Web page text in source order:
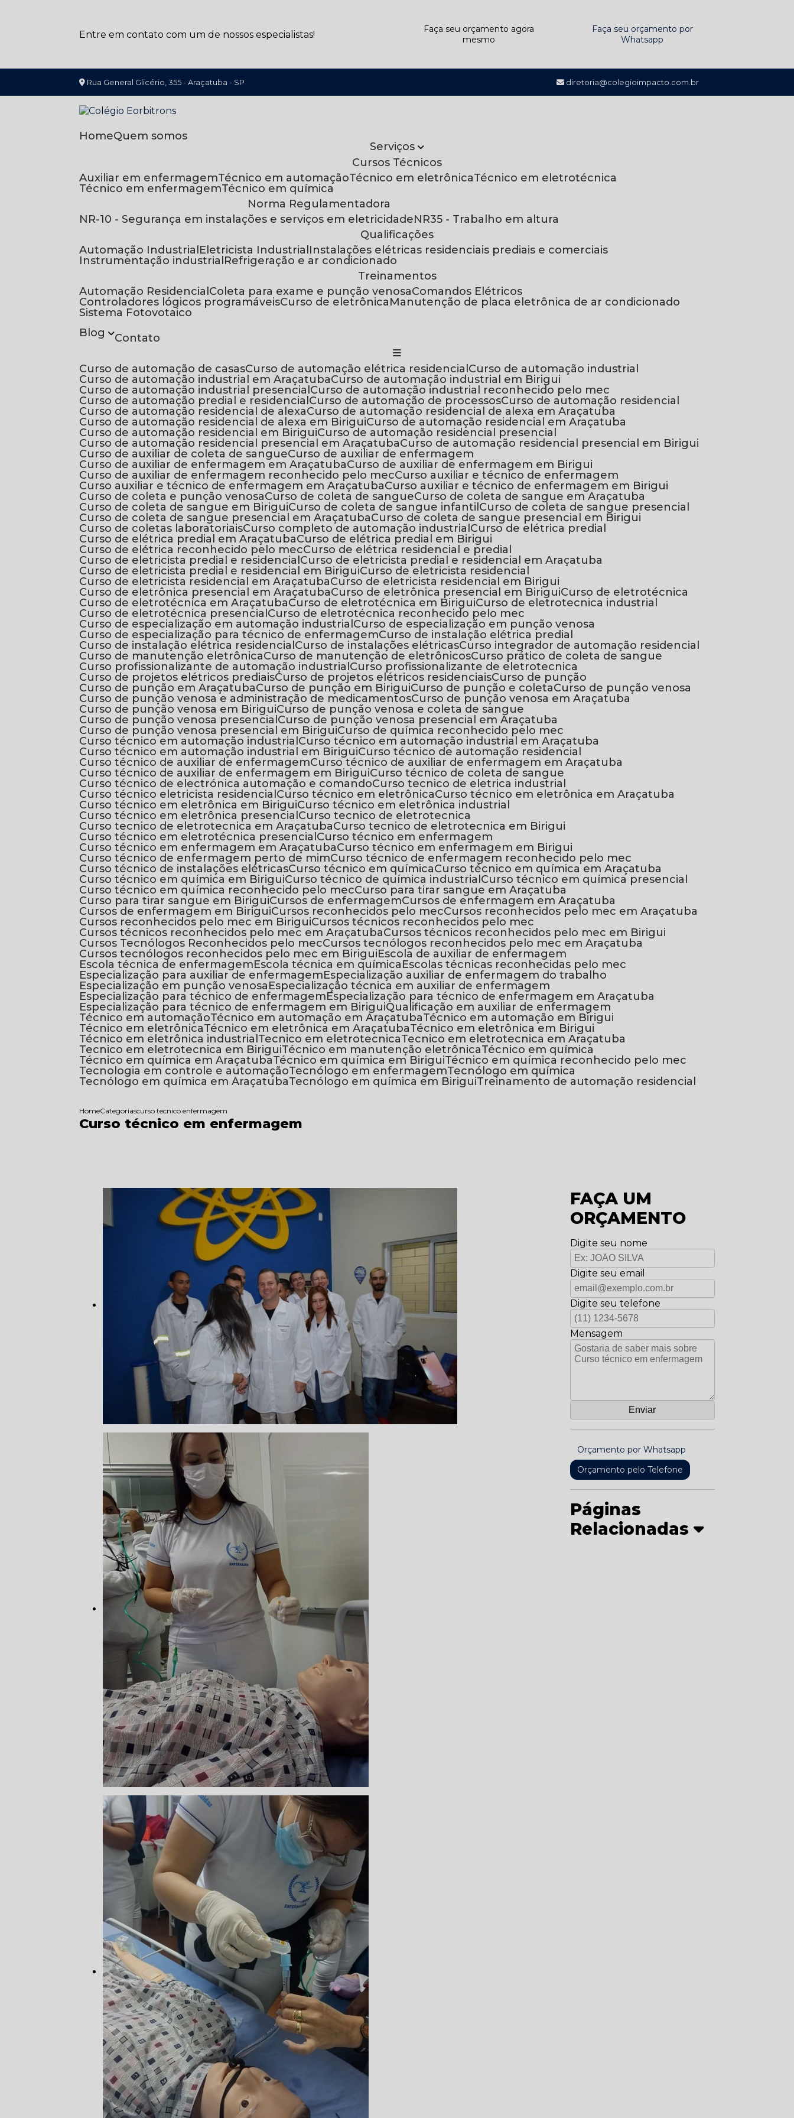
Entre em contato com um de nossos especialistas!
Faça seu orçamento agora
mesmo
Faça seu orçamento por
Whatsapp
Rua General Glicério, 355 - Araçatuba - SP diretoria@colegioimpacto.com.br
Home
Quem somos
Serviços
Cursos Técnicos
Auxiliar em enfermagem Técnico em automação Técnico em eletrônica
Técnico em eletrotécnica
Técnico em enfermagem Técnico em química
Norma Regulamentadora
NR-10 - Segurança em instalações e serviços em eletricidade
NR35 - Trabalho em altura
Qualificações
Automação Industrial
Eletricista Industrial
Instalações elétricas residenciais prediais e comerciais
Instrumentação industrial
Refrigeração e ar condicionado
Treinamentos
Automação Residencial
Coleta para exame e punção venosa
Comandos Elétricos
Controladores lógicos programáveis
Curso de eletrônica
Manutenção de placa eletrônica de ar condicionado
Sistema Fotovotaico
Blog
Contato
Curso de automação de casas Curso de automação elétrica residencial
Curso de automação industrial
Curso de automação industrial em Araçatuba
Curso de automação industrial em Birigui
Curso de automação industrial presencial
Curso de automação industrial reconhecido pelo mec
Curso de automação predial e residencial
Curso de automação de processos
Curso de automação residencial
Curso de automação residencial de alexa
Curso de automação residencial de alexa em Araçatuba
Curso de automação residencial de alexa em Birigui
Curso de automação residencial em Araçatuba
Curso de automação residencial em Birigui
Curso de automação residencial presencial
Curso de automação residencial presencial em Araçatuba
Curso de automação residencial presencial em Birigui
Curso de auxiliar de coleta de sangue
Curso de auxiliar de enfermagem
Curso de auxiliar de enfermagem em Araçatuba
Curso de auxiliar de enfermagem em Birigui
Curso de auxiliar de enfermagem reconhecido pelo mec
Curso auxiliar e técnico de enfermagem
Curso auxiliar e técnico de enfermagem em Araçatuba
Curso auxiliar e técnico de enfermagem em Birigui
Curso de coleta e punção venosa
Curso de coleta de sangue
Curso de coleta de sangue em Araçatuba
Curso de coleta de sangue em Birigui
Curso de coleta de sangue infantil
Curso de coleta de sangue presencial
Curso de coleta de sangue presencial em Araçatuba
Curso de coleta de sangue presencial em Birigui
Curso de coletas laboratoriais
Curso completo de automação industrial
Curso de elétrica predial
Curso de elétrica predial em Araçatuba
Curso de elétrica predial em Birigui
Curso de elétrica reconhecido pelo mec
Curso de elétrica residencial e predial
Curso de eletricista predial e residencial
Curso de eletricista predial e residencial em Araçatuba
Curso de eletricista predial e residencial em Birigui
Curso de eletricista residencial
Curso de eletricista residencial em Araçatuba
Curso de eletricista residencial em Birigui
Curso de eletrônica presencial em Araçatuba
Curso de eletrônica presencial em Birigui
Curso de eletrotécnica
Curso de eletrotécnica em Araçatuba
Curso de eletrotécnica em Birigui
Curso de eletrotecnica industrial
Curso de eletrotécnica presencial
Curso de eletrotécnica reconhecido pelo mec
Curso de especialização em automação industrial
Curso de especialização em punção venosa
Curso de especialização para técnico de enfermagem
Curso de instalação elétrica predial
Curso de instalação elétrica residencial
Curso de instalações elétricas
Curso integrador de automação residencial
Curso de manutenção eletrônica
Curso de manutenção de eletrônicos
Curso prático de coleta de sangue
Curso profissionalizante de automação industrial
Curso profissionalizante de eletrotecnica
Curso de projetos elétricos prediais
Curso de projetos elétricos residenciais
Curso de punção
Curso de punção em Araçatuba
Curso de punção em Birigui Curso de punção e coleta
Curso de punção venosa
Curso de punção venosa e administração de medicamentos
Curso de punção venosa em Araçatuba
Curso de punção venosa em Birigui
Curso de punção venosa e coleta de sangue
Curso de punção venosa presencial
Curso de punção venosa presencial em Araçatuba
Curso de punção venosa presencial em Birigui
Curso de química reconhecido pelo mec
Curso técnico em automação industrial
Curso técnico em automação industrial em Araçatuba
Curso técnico em automação industrial em Birigui
Curso técnico de automação residencial
Curso técnico de auxiliar de enfermagem
Curso técnico de auxiliar de enfermagem em Araçatuba
Curso técnico de auxiliar de enfermagem em Birigui
Curso técnico de coleta de sangue
Curso técnico de electrónica automação e comando
Curso tecnico de eletrica industrial
Curso técnico eletricista residencial
Curso técnico em eletrônica
Curso técnico em eletrônica em Araçatuba
Curso técnico em eletrônica em Birigui
Curso técnico em eletrônica industrial
Curso técnico em eletrônica presencial
Curso tecnico de eletrotecnica
Curso tecnico de eletrotecnica em Araçatuba
Curso tecnico de eletrotecnica em Birigui
Curso técnico em eletrotécnica presencial
Curso técnico em enfermagem
Curso técnico em enfermagem em Araçatuba
Curso técnico em enfermagem em Birigui
Curso técnico de enfermagem perto de mim
Curso técnico de enfermagem reconhecido pelo mec
Curso técnico de instalações elétricas
Curso técnico em química
Curso técnico em química em Araçatuba
Curso técnico em química em Birigui
Curso técnico de química industrial
Curso técnico em química presencial
Curso técnico em química reconhecido pelo mec
Curso para tirar sangue em Araçatuba
Curso para tirar sangue em Birigui
Cursos de enfermagem
Cursos de enfermagem em Araçatuba
Cursos de enfermagem em Birigui
Cursos reconhecidos pelo mec
Cursos reconhecidos pelo mec em Araçatuba
Cursos reconhecidos pelo mec em Birigui
Cursos técnicos reconhecidos pelo mec
Cursos técnicos reconhecidos pelo mec em Araçatuba
Cursos técnicos reconhecidos pelo mec em Birigui
Cursos Tecnólogos Reconhecidos pelo mec
Cursos tecnólogos reconhecidos pelo mec em Araçatuba
Cursos tecnólogos reconhecidos pelo mec em Birigui
Escola de auxiliar de enfermagem
Escola técnica de enfermagem
Escola técnica em química
Escolas técnicas reconhecidas pelo mec
Especialização para auxiliar de enfermagem
Especialização auxiliar de enfermagem do trabalho
Especialização em punção venosa
Especialização técnica em auxiliar de enfermagem
Especialização para técnico de enfermagem
Especialização para técnico de enfermagem em Araçatuba
Especialização para técnico de enfermagem em Birigui
Qualificação em auxiliar de enfermagem
Técnico em automação Técnico em automação em Araçatuba
Técnico em automação em Birigui
Técnico em eletrônica
Técnico em eletrônica em Araçatuba
Técnico em eletrônica em Birigui
Técnico em eletrônica industrial
Tecnico em eletrotecnica
Tecnico em eletrotecnica em Araçatuba
Tecnico em eletrotecnica em Birigui Técnico em manutenção eletrônica
Técnico em química
Técnico em química em Araçatuba
Técnico em química em Birigui Técnico em química reconhecido pelo mec
Tecnologia em controle e automação Tecnólogo em enfermagem Tecnólogo em química
Tecnólogo em química em Araçatuba
Tecnólogo em química em Birigui Treinamento de automação residencial
HomeCategoriascurso tecnico enfermagem
Curso técnico em enfermagem
FAÇA UM
ORÇAMENTO
Digite seu nome
Digite seu email
Digite seu telefone
Mensagem
Orçamento por Whatsapp
Orçamento pelo Telefone
Páginas
Relacionadas